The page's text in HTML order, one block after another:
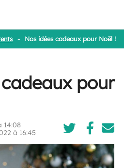
- Nos idées cadeaux pour Noël !
pour
14:08
à 16:45